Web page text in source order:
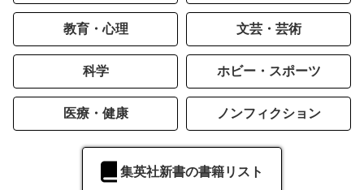
教育・心理 文芸・芸術
科学 ホビー・スポーツ
医療・健康 ノンフィクション
集英社新書の書籍リスト